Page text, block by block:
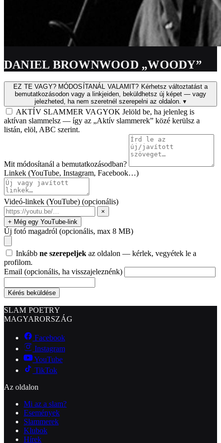
DANIEL BROWNWOOD „WOODY”
EZ TE VAGY? MÓDOSÍTANÁL VALAMIT? Kérhetsz változtatást a
bemutatkozásodon vagy a linkjeiden, beküldhetsz új képet — vagy
jelezheted, ha nem szeretnél szerepelni az oldalon. ▾
AKTÍV SLAMMER VAGYOK Jelöld be, ha jelenleg is
aktívan slammelsz — így az „Aktív slammerek” közé kerülsz a
listán, elöl, ABC szerint.
Mit módosítanál a bemutatkozásodban?
Linkek (YouTube, Instagram, Facebook…)
Videó-linkek (YouTube) (opcionális)
×
+ Még egy YouTube-link
Új fotó magadról (opcionális, max 8 MB)
Inkább ne szerepeljek az oldalon — kérlek, vegyétek le a
profilom.
Email (opcionális, ha visszajeleznénk)
Kérés beküldése
SLAM POETRY
MAGYARORSZÁG
Facebook
Instagram
YouTube
TikTok
Az oldalon
Mi az a slam?
Események
Slammerek
Klubok
Hírek